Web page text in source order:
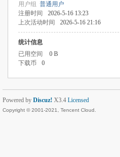
用户组 普通用户
注册时间
2026-5-16 13:23
上次活动时间
2026-5-16 21:16
统计信息
已用空间
0 B
下载币
0
Powered by Discuz! X3.4 Licensed
Copyright © 2001-2021, Tencent Cloud.